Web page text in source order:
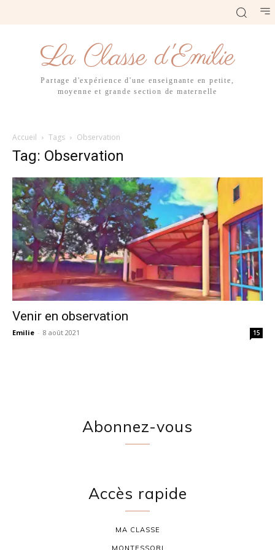
La Classe d'Emilie
Partage d'expérience d'une enseignante en petite,
moyenne et grande section de maternelle
Accueil Tags Observation
Tag: Observation
Venir en observation
Emilie - 8 août 2021 15
Abonnez-vous
Accès rapide
MA CLASSE